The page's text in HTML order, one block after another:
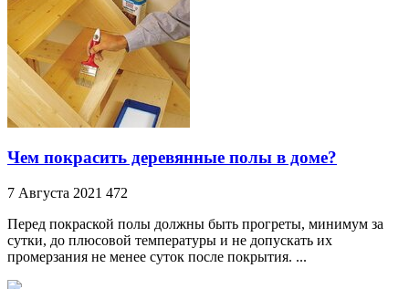
Чем покрасить деревянные полы в доме?
7 Августа 2021 472
Перед покраской полы должны быть прогреты, минимум за
сутки, до плюсовой температуры и не допускать их
промерзания не менее суток после покрытия. ...